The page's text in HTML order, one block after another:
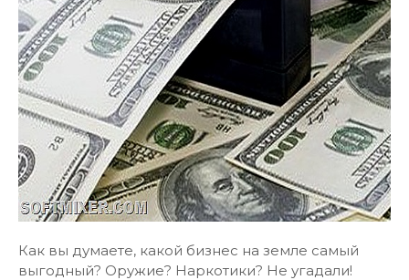
Как вы думаете, какой бизнес на земле самый
выгодный? Оружие? Наркотики? Не угадали!